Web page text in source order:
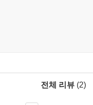
전체 리뷰 (2)